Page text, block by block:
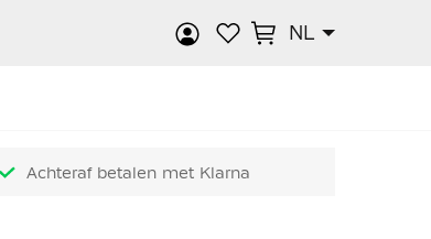
NL
Achteraf betalen met Klarna